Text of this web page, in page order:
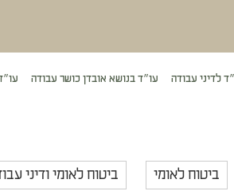
לדיני עבודה עו״ד בנושא אובדן כושר עבודה
ביטוח לאומי ביטוח לאומי ודיני